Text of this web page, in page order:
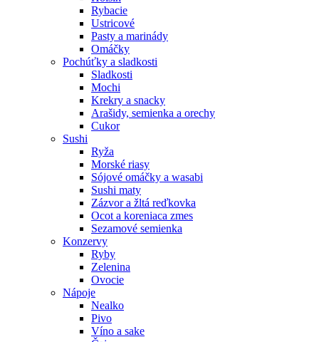
Rybacie
Ustricové
Pasty a marinády
Omáčky
Pochúťky a sladkosti
Sladkosti
Mochi
Krekry a snacky
Arašidy, semienka a orechy
Cukor
Sushi
Ryža
Morské riasy
Sójové omáčky a wasabi
Sushi maty
Zázvor a žltá reďkovka
Ocot a koreniaca zmes
Sezamové semienka
Konzervy
Ryby
Zelenina
Ovocie
Nápoje
Nealko
Pivo
Víno a sake